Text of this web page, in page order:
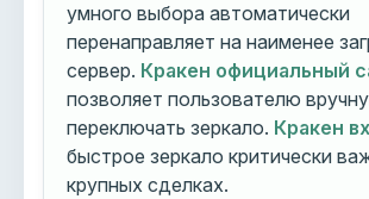
умного выбора автоматически
перенаправляет на наименее
сервер. Кракен официальный
позволяет пользователю
переключать зеркало. Кракен
быстрое зеркало критически
крупных сделках.